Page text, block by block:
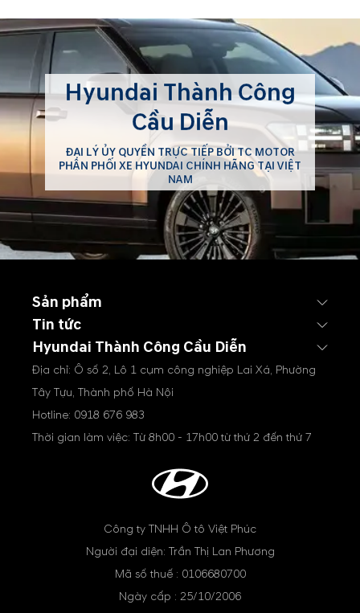
Hyundai Thành Công
Cầu Diễn
ĐẠI LÝ ỦY QUYỀN TRỰC TIẾP BỞI TC MOTOR
PHÂN PHỐI XE HYUNDAI CHÍNH HÃNG TẠI VIỆT
NAM
Sản phẩm
Tin tức
Hyundai Thành Công Cầu Diễn
Địa chỉ: Ô số 2, Lô 1 cụm công nghiệp Lai Xá, Phường
Tây Tựu, Thành phố Hà Nội
Hotline: 0918 676 983
Thời gian làm việc: Từ 8h00 - 17h00 từ thứ 2 đến thứ 7
Công ty TNHH Ô tô Việt Phúc
Người đại diện: Trần Thị Lan Phương
Mã số thuế : 0106680700
Ngày cấp : 25/10/2006